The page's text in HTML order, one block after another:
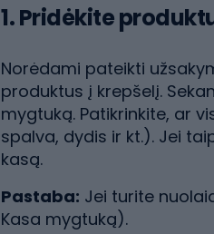
1. Pridėkite
Norėdami pateikti
produktus į krepšelį.
mygtuką. Patikrinkite, ar
spalva, dydis ir kt.). Jei
kasą.
Pastaba: Jei turite
Kasa mygtuką).